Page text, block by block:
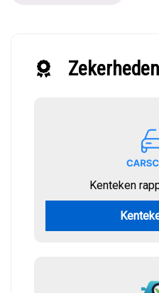
Zekerheden
Kenteken